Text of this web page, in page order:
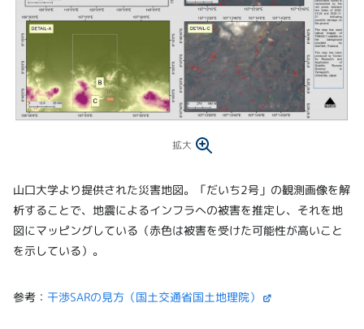
拡大
山口大学より提供された災害地図。「だいち2号」の観測画像を解
析することで、地震によるインフラへの被害を推定し、それを地
図にマッピングしている（赤色は被害を受けた可能性が高いこと
を示している）。
参考： 干渉SARの見方（国土交通省国土地理院）